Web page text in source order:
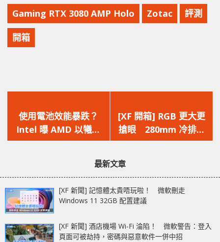
Gaming RTX 3080 AMP Holo Zotac 評測
開箱
一
篇
文
使用電池效能暴跌？
Intel 曝 AMD 以犧牲
效能換取續航力手段
一
篇
文
[XF 開箱] RGB 更大更
搶眼 280mm 冷排散
熱夠強 NZXT
最新文章
[XF 新聞] 記憶體太貴唔玩啦！ 微軟刪走
Windows 11 32GB 配置建議
[XF 新聞] 酒店機場 Wi-Fi 淪陷！ 微軟警告：登入
頁面可被劫持，密碼與惡意軟件一併中招